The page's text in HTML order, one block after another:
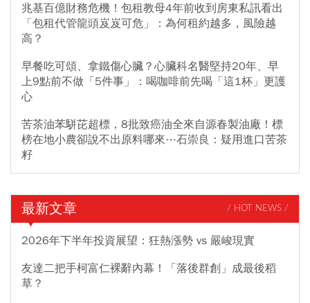
兆基百億財務危機！包租教母4年前收到房東私訊看出
「包租代管龍頭岌岌可危」：為何租約越多，風險越
高？
早餐吃可頌、拿鐵傷心臟？心臟科名醫堅持20年、早
上9點前不做「5件事」：喝咖啡前先喝「這1杯」更護
心
苦茶油苯駢芘超標，8批致癌油全來自源春製油廠！標
榜在地小農卻說不出原料哪來⋯石崇良：疑用進口苦茶
籽
最新文章 / HOT NEWS /
2026年下半年投資展望：狂熱漲勢 vs 嚴峻現實
友達二把手柯富仁裸辭內幕！「落後群創」成最後稻
草？